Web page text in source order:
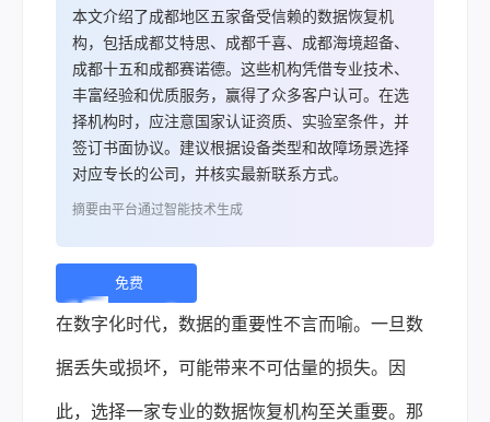
本文介绍了成都地区五家备受信赖的数据恢复机
构，包括成都艾特思、成都千喜、成都海境超备、
成都十五和成都赛诺德。这些机构凭借专业技术、
丰富经验和优质服务，赢得了众多客户认可。在选
择机构时，应注意国家认证资质、实验室条件，并
签订书面协议。建议根据设备类型和故障场景选择
对应专长的公司，并核实最新联系方式。
摘要由平台通过智能技术生成
免费
下
载 |
在数字化时代，数据的重要性不言而喻。一旦数
据丢失或损坏，可能带来不可估量的损失。因
此，选择一家专业的数据恢复机构至关重要。那